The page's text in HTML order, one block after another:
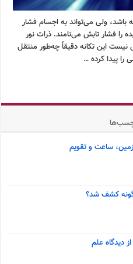
ولی می‌تواند به اجسام فشار
را فشار تابش می‌نامند. ذرات نور
نیست این تکانه دقیقاً چه‌طور منتقل
پیدا کرده …
ساعت و تقویم
کشف شد؟
دیدگاه علم